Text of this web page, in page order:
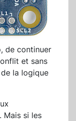
de continuer
et sans
la logique
Mais si les